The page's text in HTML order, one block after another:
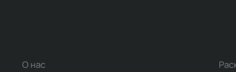
О нас